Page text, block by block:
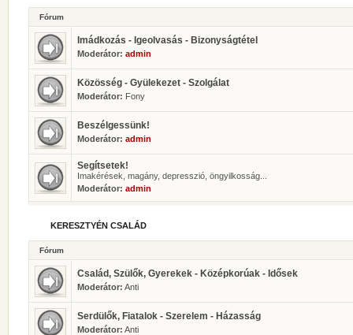
Fórum
Imádkozás - Igeolvasás - Bizonyságtétel
Moderátor: admin
Közösség - Gyülekezet - Szolgálat
Moderátor: Fony
Beszélgessünk!
Moderátor: admin
Segítsetek!
Imakérések, magány, depresszió, öngyilkosság...
Moderátor: admin
KERESZTYÉN CSALÁD
Fórum
Család, Szülők, Gyerekek - Középkorúak - Idősek
Moderátor: Anti
Serdülők, Fiatalok - Szerelem - Házasság
Moderátor: Anti